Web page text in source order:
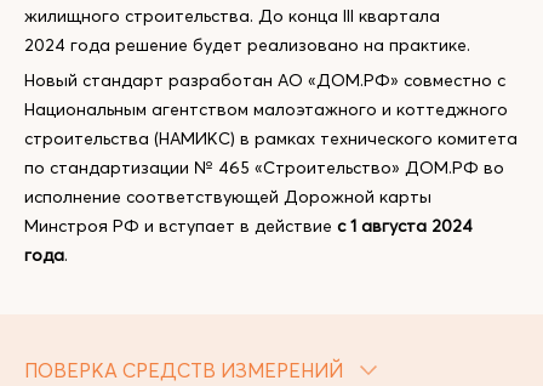
жилищного строительства. До конца III квартала
2024 года решение будет реализовано на практике.
Новый стандарт разработан АО «ДОМ.РФ» совместно с
Национальным агентством малоэтажного и коттеджного
строительства (НАМИКС) в рамках технического комитета
по стандартизации № 465 «Строительство» ДОМ.РФ во
исполнение соответствующей Дорожной карты
Минстроя РФ и вступает в действие с 1 августа 2024
года.
ПОВЕРКА СРЕДСТВ ИЗМЕРЕНИЙ